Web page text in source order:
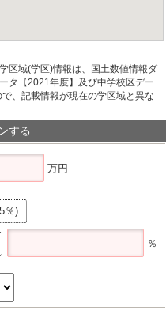
区域(学区)情報は、国土数値情報ダ
タ【2021年度】及び中学校区デー
、記載情報が現在の学区域と異な
する
万円
％)
％